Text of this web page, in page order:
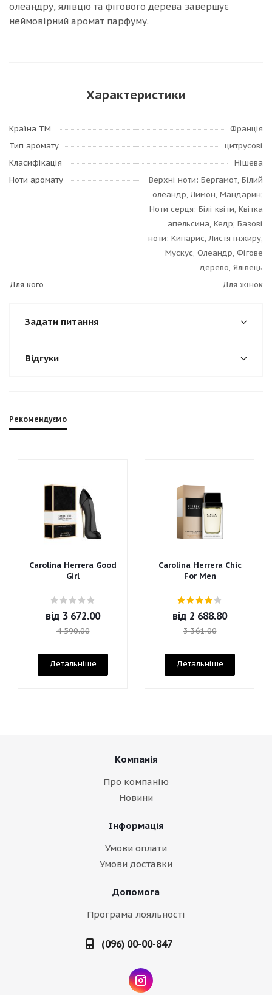
олеандру, ялівцю та фігового дерева завершує
неймовірний аромат парфуму.
Характеристики
Країна ТМ
Франція
Тип аромату
цитрусові
Класифікація
Нішева
Ноти аромату
Верхні ноти: Бергамот, Білий
олеандр, Лимон, Мандарин;
Ноти серця: Білі квіти, Квітка
апельсина, Кедр; Базові
ноти: Кипарис, Листя інжиру,
Мускус, Олеандр, Фігове
дерево, Ялівець
Для кого
Для жінок
Задати питання
Відгуки
Рекомендуємо
Carolina Herrera Good
Girl
від 3 672.00
4 590.00
Детальніше
Carolina Herrera Chic
For Men
від 2 688.80
3 361.00
Детальніше
Компанія
Про компанію
Новини
Інформація
Умови оплати
Умови доставки
Допомога
Програма лояльності
(096) 00-00-847